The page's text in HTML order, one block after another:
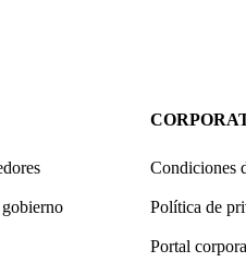
Condiciones
Política de
Portal